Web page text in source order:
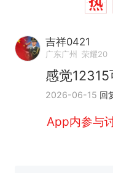
吉祥0421
广东广州 荣耀20
感觉
2026-06-15 回
App内参与
热
因
人
么
费